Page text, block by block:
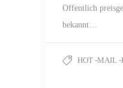
Offentlich
bekannt…
HOT -MAIL -